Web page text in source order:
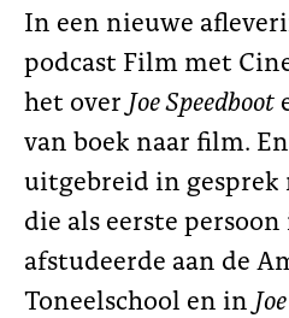
In een nieuwe
podcast Film met
het over Joe Speedboot
van boek naar film.
uitgebreid in gesprek
die als eerste
afstudeerde aan de
Toneelschool en in